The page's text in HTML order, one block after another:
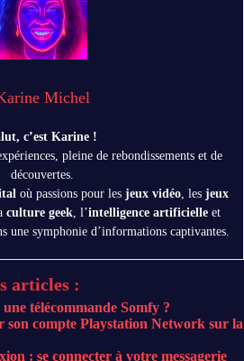
Michel
c’est Karine !
pleine de rebondissements et de
découvertes.
où passions pour les jeux vidéo, les jeux
culture geek, l’intelligence artificielleet
une symphonie d’informations captivantes.
articles :
télécommande Somfy ?
son compte Playstation Network sur la
: se connecter à votre messagerie